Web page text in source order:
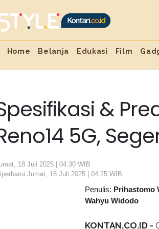
Home Belanja Edukasi Film
&
5G,
18 Juli 2025 | 04:30 WIB
Jumat, 18 Juli 2025 | 04:25 WIB
Penulis: Prihastomo
Wahyu Widodo
KONTAN.CO.ID -